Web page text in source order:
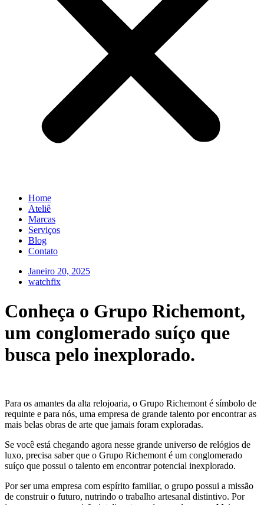
Home
Ateliê
Marcas
Serviços
Blog
Contato
Janeiro 20, 2025
watchfix
Conheça o Grupo Richemont,
um conglomerado suíço que
busca pelo inexplorado.
Para os amantes da alta relojoaria, o Grupo Richemont é símbolo de
requinte e para nós, uma empresa de grande talento por encontrar as
mais belas obras de arte que jamais foram exploradas.
Se você está chegando agora nesse grande universo de relógios de
luxo, precisa saber que o Grupo Richemont é um conglomerado
suíço que possui o talento em encontrar potencial inexplorado.
Por ser uma empresa com espírito familiar, o grupo possui a missão
de construir o futuro, nutrindo o trabalho artesanal distintivo. Por